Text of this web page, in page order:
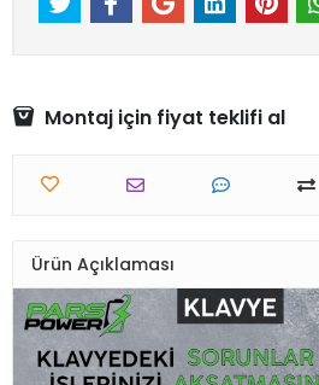
Montaj için fiyat teklifi al
Ürün Açıklaması